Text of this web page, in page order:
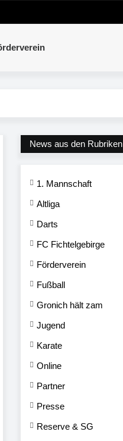
News aus den Rubriken
1. Mannschaft
Altliga
Darts
FC Fichtelgebirge
Förderverein
Fußball
Gronich hält zam
Jugend
Karate
Online
Partner
Presse
Reserve & SG